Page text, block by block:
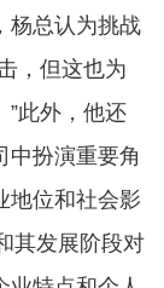
杨总认为挑战
，但这也为
”此外，他还
中扮演重要角
地位和社会影
其发展阶段对